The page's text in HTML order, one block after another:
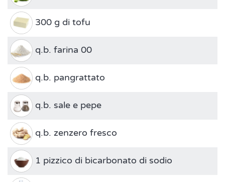
300 g di tofu
q.b. farina 00
q.b. pangrattato
q.b. sale e pepe
q.b. zenzero fresco
1 pizzico di bicarbonato di sodio